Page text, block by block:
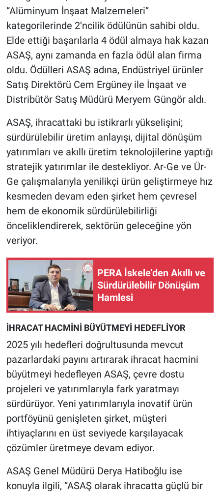
“Alüminyum İnşaat Malzemeleri”
kategorilerinde 2’ncilik ödülünün sahibi oldu.
Elde ettiği başarılarla 4 ödül almaya hak kazan
ASAŞ, aynı zamanda en fazla ödül alan firma
oldu. Ödülleri ASAŞ adına, Endüstriyel ürünler
Satış Direktörü Cem Ergüney ile İnşaat ve
Distribütör Satış Müdürü Meryem Güngör aldı.
ASAŞ, ihracattaki bu istikrarlı yükselişini;
sürdürülebilir üretim anlayışı, dijital dönüşüm
yatırımları ve akıllı üretim teknolojilerine yaptığı
stratejik yatırımlar ile destekliyor. Ar-Ge ve Ür-
Ge çalışmalarıyla yenilikçi ürün geliştirmeye hız
kesmeden devam eden şirket hem çevresel
hem de ekonomik sürdürülebilirliği
önceliklendirerek, sektörün geleceğine yön
veriyor.
PERA İskele’den Akıllı ve
Sürdürülebilir Dönüşüm
Hamlesi
İHRACAT HACMİNİ BÜYÜTMEYİ HEDEFLİYOR
2025 yılı hedefleri doğrultusunda mevcut
pazarlardaki payını artırarak ihracat hacmini
büyütmeyi hedefleyen ASAŞ, çevre dostu
projeleri ve yatırımlarıyla fark yaratmayı
sürdürüyor. Yeni yatırımlarıyla inovatif ürün
portföyünü genişleten şirket, müşteri
ihtiyaçlarını en üst seviyede karşılayacak
çözümler üretmeye devam ediyor.
ASAŞ Genel Müdürü Derya Hatiboğlu ise
konuyla ilgili, “ASAŞ olarak ihracatta güçlü bir